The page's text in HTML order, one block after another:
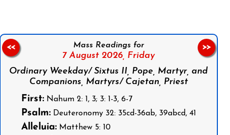
Mass Readings for
7 August 2026, Friday
Ordinary Weekday/ Sixtus II, Pope, Martyr, and
Companions, Martyrs/ Cajetan, Priest
First:Nahum 2: 1, 3; 3: 1-3, 6-7
Psalm:Deuteronomy 32: 35cd-36ab, 39abcd, 41
Alleluia:Matthew 5: 10
<< >>